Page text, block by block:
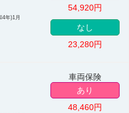
4年)1月
54,920円
なし
23,280円
車両保険
あり
48,460円